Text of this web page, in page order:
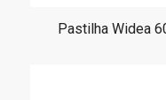
Pastilha Widea